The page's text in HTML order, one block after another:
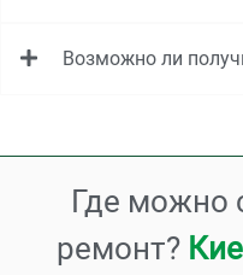
Возможно ли
Где можно
ремонт?
и